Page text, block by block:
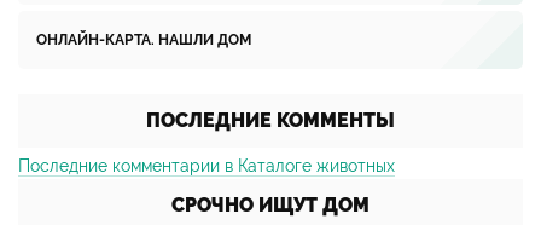
ОНЛАЙН-КАРТА. НАШЛИ ДОМ
ПОСЛЕДНИЕ КОММЕНТЫ
Последние комментарии в Каталоге животных
СРОЧНО ИЩУТ ДОМ